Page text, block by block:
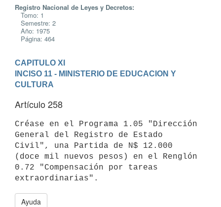
Registro Nacional de Leyes y Decretos:
Tomo: 1
Semestre: 2
Año: 1975
Página: 464
CAPITULO XI
INCISO 11 - MINISTERIO DE EDUCACION Y
CULTURA
Artículo 258
Créase en el Programa 1.05 "Dirección
General del Registro de Estado
Civil", una Partida de N$ 12.000
(doce mil nuevos pesos) en el Renglón
0.72 "Compensación por tareas
Ayuda